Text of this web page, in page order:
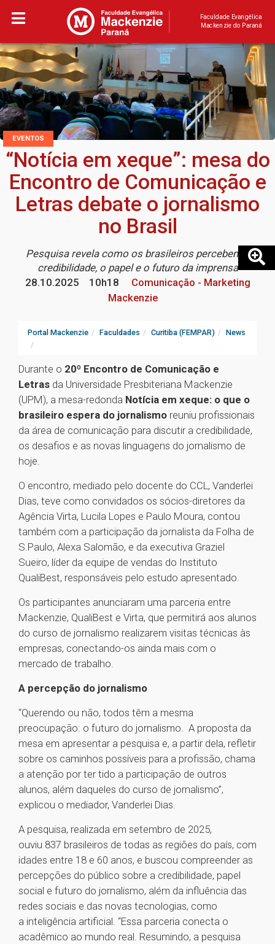
Faculdade Evangélica
Mackenzie do Paraná
EVENTOS
“Notícia em xeque”: mesa do
Encontro de Comunicação e
Letras debate o jornalismo
no Brasil
Pesquisa revela como os brasileiros percebem a
credibilidade, o papel e o futuro da imprensa
28.10.2025
10h18
Comunicação - Marketing
Mackenzie
Portal Mackenzie Faculdades Curitiba (FEMPAR) News
Durante o 20º Encontro de Comunicação e
Letras da Universidade Presbiteriana Mackenzie
(UPM), a mesa-redonda Notícia em xeque: o que o
brasileiro espera do jornalismo reuniu profissionais
da área de comunicação para discutir a credibilidade,
os desafios e as novas linguagens do jornalismo de
hoje.
O encontro, mediado pelo docente do CCL, Vanderlei
Dias, teve como convidados os sócios-diretores da
Agência Virta, Lucila Lopes e Paulo Moura, contou
também com a participação da jornalista da Folha de
S.Paulo, Alexa Salomão, e da executiva Graziel
Sueiro, líder da equipe de vendas do Instituto
QualiBest, responsáveis pelo estudo apresentado.
Os participantes anunciaram uma parceria entre
Mackenzie, QualiBest e Virta, que permitirá aos alunos
do curso de jornalismo realizarem visitas técnicas às
empresas, conectando-os ainda mais com o
mercado de trabalho.
A percepção do jornalismo
“Querendo ou não, todos têm a mesma
preocupação: o futuro do jornalismo. A proposta da
mesa em apresentar a pesquisa e, a partir dela, refletir
sobre os caminhos possíveis para a profissão, chama
a atenção por ter tido a participação de outros
alunos, além daqueles do curso de jornalismo”,
explicou o mediador, Vanderlei Dias.
A pesquisa, realizada em setembro de 2025,
ouviu 837 brasileiros de todas as regiões do país, com
idades entre 18 e 60 anos, e buscou compreender as
percepções do público sobre a credibilidade, papel
social e futuro do jornalismo, além da influência das
redes sociais e das novas tecnologias, como
a inteligência artificial. “Essa parceria conecta o
acadêmico ao mundo real. Resumindo, a pesquisa